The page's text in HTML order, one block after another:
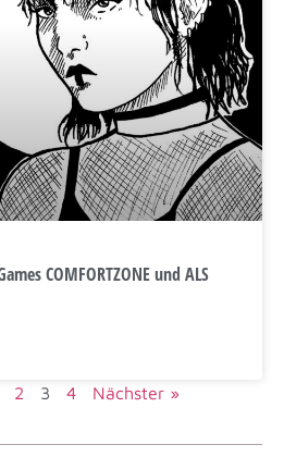
COMFORTZONE und ALS
2 3 4 Nächster »